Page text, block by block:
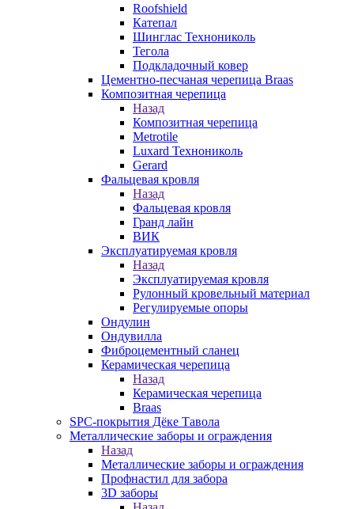
Roofshield
Катепал
Шинглас Технониколь
Тегола
Подкладочный ковер
Цементно-песчаная черепица Braas
Композитная черепица
Назад
Композитная черепица
Metrotile
Luxard Технониколь
Gerard
Фальцевая кровля
Назад
Фальцевая кровля
Гранд лайн
ВИК
Эксплуатируемая кровля
Назад
Эксплуатируемая кровля
Рулонный кровельный материал
Регулируемые опоры
Ондулин
Ондувилла
Фиброцементный сланец
Керамическая черепица
Назад
Керамическая черепица
Braas
SPC-покрытия Дёке Тавола
Металлические заборы и ограждения
Назад
Металлические заборы и ограждения
Профнастил для забора
3D заборы